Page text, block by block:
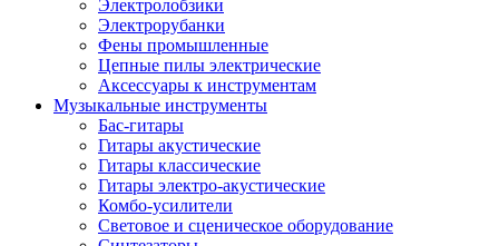
Электролобзики
Электрорубанки
Фены промышленные
Цепные пилы электрические
Аксессуары к инструментам
Музыкальные инструменты
Бас-гитары
Гитары акустические
Гитары классические
Гитары электро-акустические
Комбо-усилители
Световое и сценическое оборудование